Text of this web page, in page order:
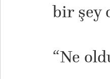
bir şey
“Ne